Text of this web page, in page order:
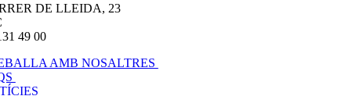
DE LLEIDA, 23
49 00
AMB NOSALTRES